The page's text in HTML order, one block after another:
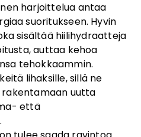
harjoittelua antaa
suoritukseen. Hyvin
sisältää hiilihydraatteja
auttaa kehoa
tehokkaammin.
lihaksille, sillä ne
uutta
että